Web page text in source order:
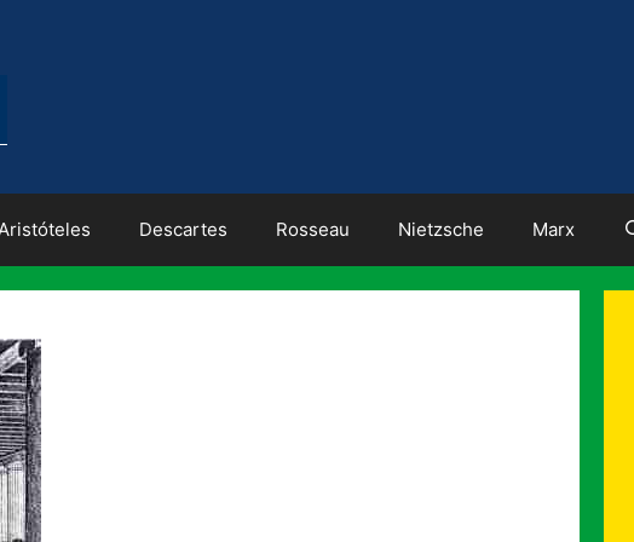
Descartes Rosseau Nietzsche Marx